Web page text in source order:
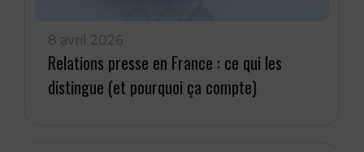
8 avril 2026
Relations presse en France : ce qui les
distingue (et pourquoi ça compte)